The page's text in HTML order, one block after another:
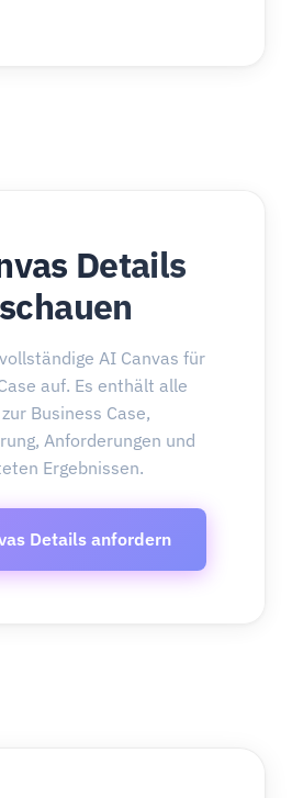
Details
AI Canvas für
auf. Es enthält alle
Business Case,
Anforderungen und
Ergebnissen.
Details anfordern